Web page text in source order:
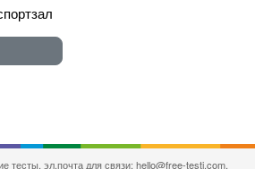
тесты, эл.почта для связи: hello@free-testi.com.